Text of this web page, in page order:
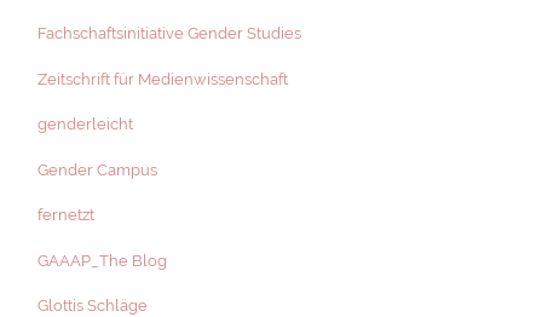
Fachschaftsinitiative Gender Studies
Zeitschrift für Medienwissenschaft
genderleicht
Gender Campus
fernetzt
GAAAP_The Blog
Glottis Schläge